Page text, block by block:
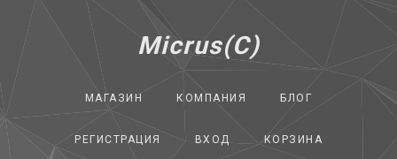
Micrus(C)
МАГАЗИН КОМПАНИЯ БЛОГ
РЕГИСТРАЦИЯ ВХОД КОРЗИНА